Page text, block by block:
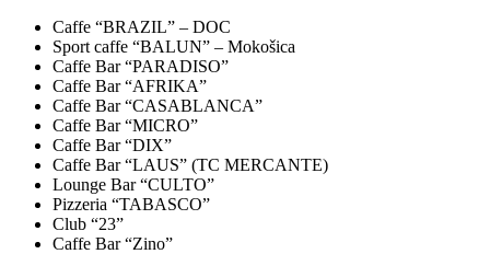
Caffe “BRAZIL” – DOC
Sport caffe “BALUN” – Mokošica
Caffe Bar “PARADISO”
Caffe Bar “AFRIKA”
Caffe Bar “CASABLANCA”
Caffe Bar “MICRO”
Caffe Bar “DIX”
Caffe Bar “LAUS” (TC MERCANTE)
Lounge Bar “CULTO”
Pizzeria “TABASCO”
Club “23”
Caffe Bar “Zino”